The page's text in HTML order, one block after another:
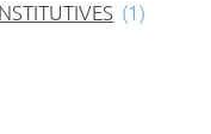
(1)